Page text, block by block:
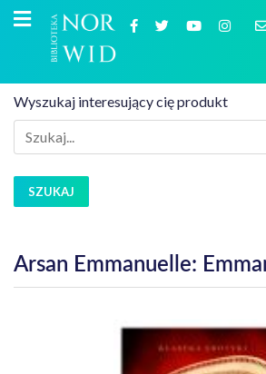
Wyszukaj interesujący cię produkt
SZUKAJ
Arsan Emmanuelle: